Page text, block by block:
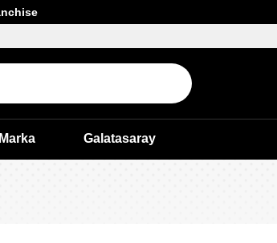
Marka Galatasaray